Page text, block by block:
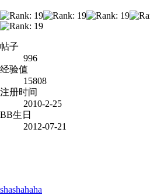
帖子
996
经验值
15808
注册时间
2010-2-25
BB生日
2012-07-21
shashahaha